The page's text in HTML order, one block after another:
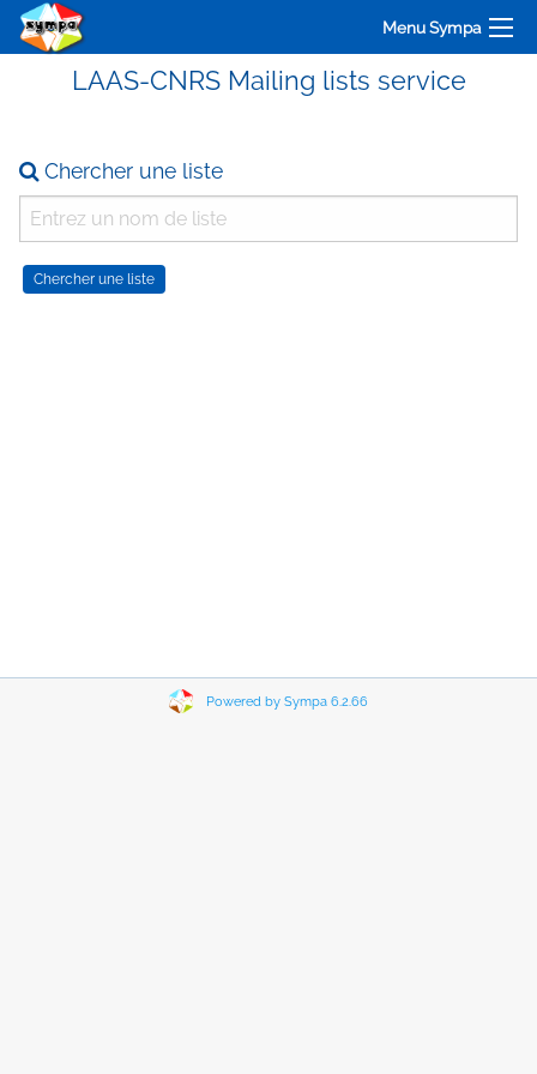
Menu Sympa
LAAS-CNRS Mailing lists service
Chercher une liste
Powered by Sympa 6.2.66